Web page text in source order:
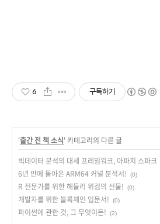
6 구독하기
'출간 전 책 소식' 카테고리의 다른 글
빅데이터 분석의 대세 프레임워크, 아파치 스파크
6년 만에 돌아온 ARM64 커널 분석서! (0)
R 전문가를 위한 해들리 위컴의 선물! (0)
개발자를 위한 블록체인 입문서! (0)
파이썬에 관한 것, 그 무엇이든! (2)